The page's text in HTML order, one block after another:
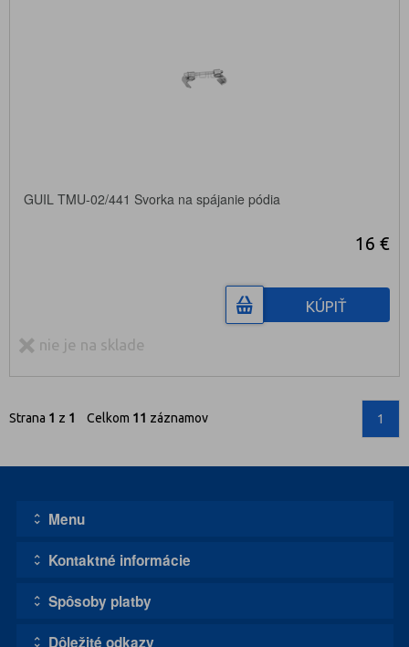
GUIL TMU-02/441 Svorka na spájanie pódia
16 €
KÚPIŤ
nie je na sklade
Strana 1 z 1 Celkom 11 záznamov 1
Menu
Úvodná stránka
Obchodné podmienky
Kontaktné informácie
Adresa:
Zvolenská cesta 5080/14A
Spôsoby platby
Dôležité odkazy